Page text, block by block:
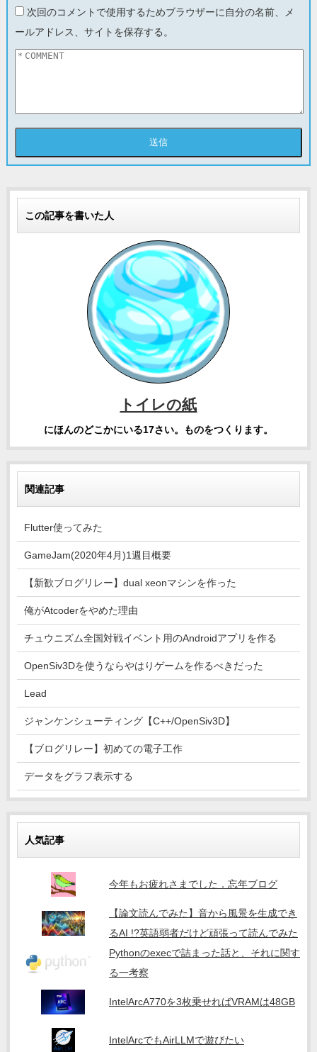
次回のコメントで使用するためブラウザーに自分の名前、メ
ールアドレス、サイトを保存する。
この記事を書いた人
トイレの紙
にほんのどこかにいる17さい。ものをつくります。
関連記事
Flutter使ってみた
GameJam(2020年4月)1週目概要
【新歓ブログリレー】dual xeonマシンを作った
俺がAtcoderをやめた理由
チュウニズム全国対戦イベント用のAndroidアプリを作る
OpenSiv3Dを使うならやはりゲームを作るべきだった
Lead
ジャンケンシューティング【C++/OpenSiv3D】
【ブログリレー】初めての電子工作
データをグラフ表示する
人気記事
今年もお疲れさまでした．忘年ブログ
【論文読んでみた】音から風景を生成でき
るAI !?英語弱者だけど頑張って読んでみた
Pythonのexecで詰まった話と、それに関す
る一考察
IntelArcA770を3枚乗せればVRAMは48GB
IntelArcでもAirLLMで遊びたい